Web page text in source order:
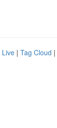
Live | Tag Cloud |